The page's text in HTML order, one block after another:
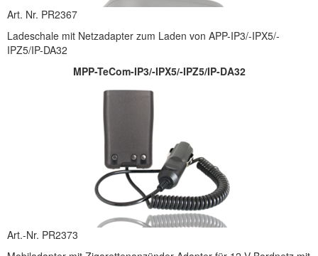
Art. Nr. PR2367
Ladeschale mit Netzadapter zum Laden von APP-IP3/-IPX5/-
IPZ5/IP-DA32
MPP-TeCom-IP3/-IPX5/-IPZ5/IP-DA32
Art.-Nr. PR2373